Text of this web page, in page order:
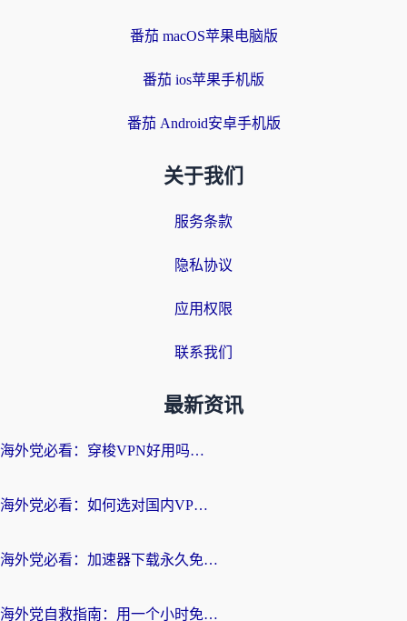
番茄 macOS苹果电脑版
番茄 ios苹果手机版
番茄 Android安卓手机版
关于我们
服务条款
隐私协议
应用权限
联系我们
最新资讯
海外党必看：穿梭VPN好用吗？和云帆VPN对比哪个回国效果更好？附真实测评+避坑指南
海外党必看：如何选对国内VPN，实现无缝访问国内资源？
海外党必看：加速器下载永久免费版真的存在吗？教你无缝访问国内资源的正确姿势
海外党自救指南：用一个小时免费加速器，轻松打破国内资源访问壁垒？